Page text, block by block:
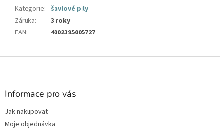
Kategorie: šavlové pily
Záruka:
3 roky
EAN: 4002395005727
Z
Informace pro vás
Jak nakupovat
Moje objednávka